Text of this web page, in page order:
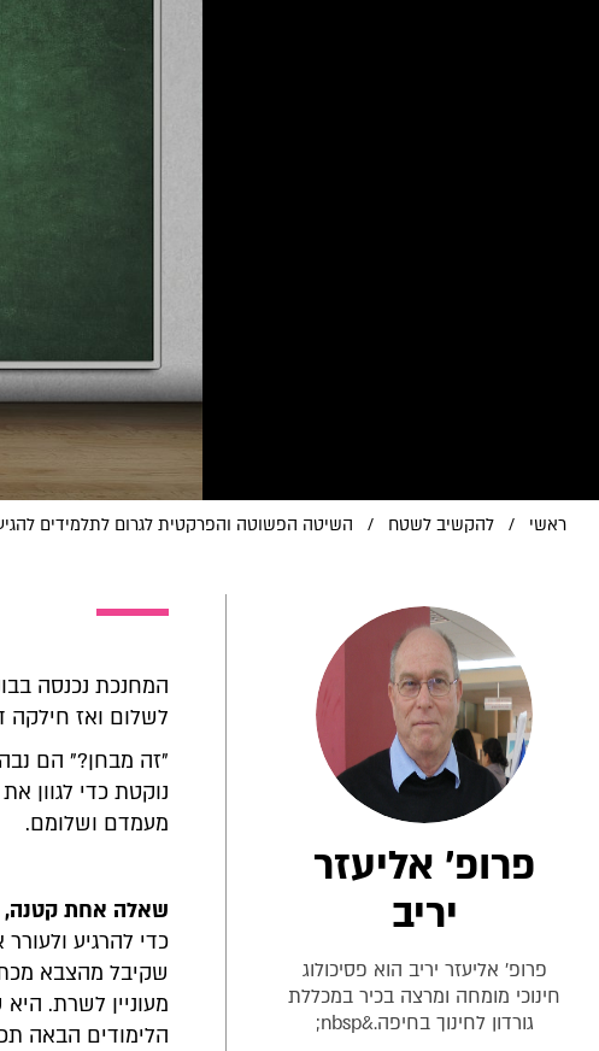
ראשי / להקשיב לשטח / השיטה הפשוטה והפרקטית לגרום לתלמידים
המחנכת נכנסה
לשלום ואז חילקה
"זה מבחן?" הם
נוקטת כדי לגוון
מעמדם ושלומם.
שאלה אחת קטנה,
כדי להרגיע
שקיבל מהצבא
מעוניין לשרת.
הלימודים הבאה
פרופ' אליעזר
יריב
פרופ' אליעזר יריב הוא פסיכולוג
חינוכי מומחה ומרצה בכיר במכללת
גורדון לחינוך בחיפה.&nbsp;